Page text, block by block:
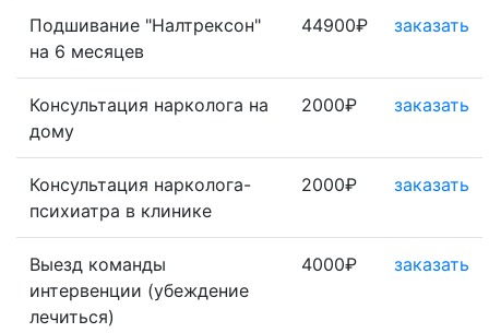
Подшивание "Налтрексон"
на 6 месяцев
44900₽ заказать
Консультация нарколога на
дому
2000₽ заказать
Консультация нарколога-
психиатра в клинике
2000₽ заказать
Выезд команды
интервенции (убеждение
лечиться)
4000₽ заказать